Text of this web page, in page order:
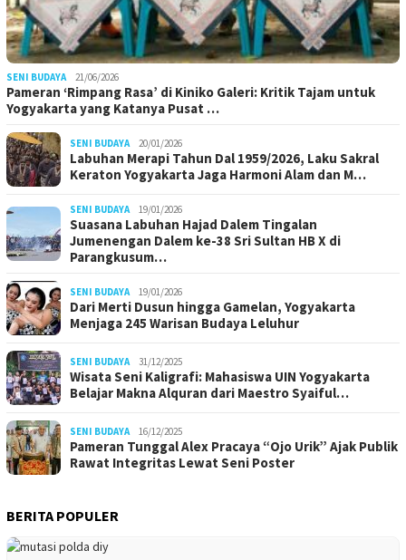
SENI BUDAYA 21/06/2026
Pameran ‘Rimpang Rasa’ di Kiniko Galeri: Kritik Tajam untuk
Yogyakarta yang Katanya Pusat …
SENI BUDAYA 20/01/2026
Labuhan Merapi Tahun Dal 1959/2026, Laku Sakral
Keraton Yogyakarta Jaga Harmoni Alam dan M…
SENI BUDAYA 19/01/2026
Suasana Labuhan Hajad Dalem Tingalan
Jumenengan Dalem ke-38 Sri Sultan HB X di
Parangkusum…
SENI BUDAYA 19/01/2026
Dari Merti Dusun hingga Gamelan, Yogyakarta
Menjaga 245 Warisan Budaya Leluhur
SENI BUDAYA 31/12/2025
Wisata Seni Kaligrafi: Mahasiswa UIN Yogyakarta
Belajar Makna Alquran dari Maestro Syaiful…
SENI BUDAYA 16/12/2025
Pameran Tunggal Alex Pracaya “Ojo Urik” Ajak Publik
Rawat Integritas Lewat Seni Poster
BERITA POPULER